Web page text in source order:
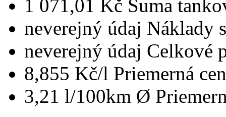
1 071,01 Kč Suma
neverejný údaj Náklady
neverejný údaj Celkové
8,855 Kč/l Priemerná
3,21 l/100km Ø